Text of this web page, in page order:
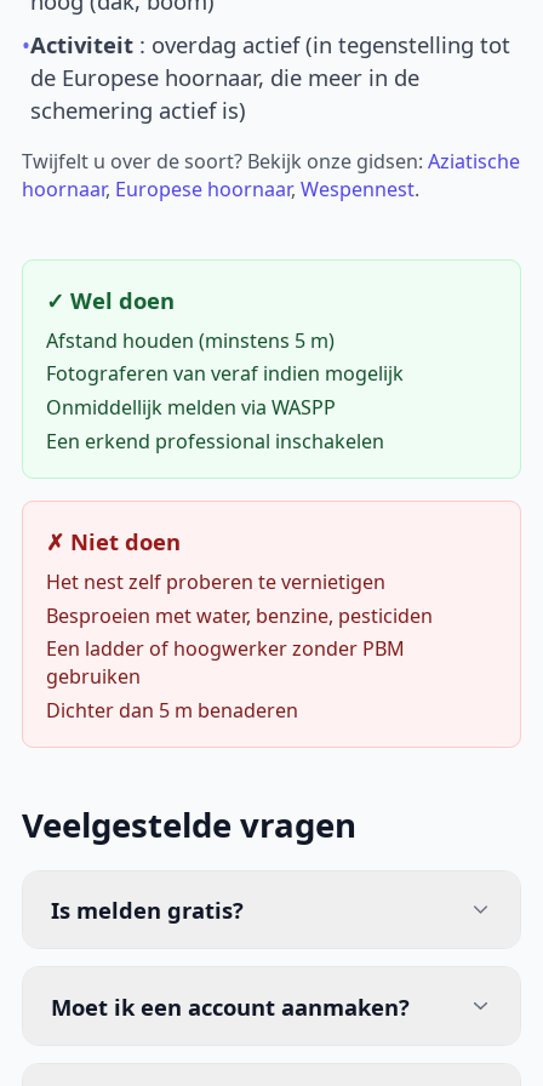
•Activiteit : overdag actief (in tegenstelling tot
de Europese hoornaar, die meer in de
schemering actief is)
Twijfelt u over de soort? Bekijk onze gidsen:Aziatische
hoornaar, Europese hoornaar,Wespennest.
✓ Wel doen
Afstand houden (minstens 5 m)
Fotograferen van veraf indien mogelijk
Onmiddellijk melden via WASPP
Een erkend professional inschakelen
✗ Niet doen
Het nest zelf proberen te vernietigen
Besproeien met water, benzine, pesticiden
Een ladder of hoogwerker zonder PBM
gebruiken
Dichter dan 5 m benaderen
Veelgestelde vragen
Is melden gratis?
Moet ik een account aanmaken?